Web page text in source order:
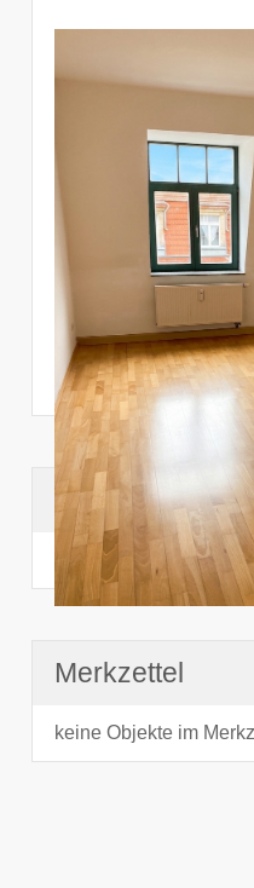
Suchhistorie
noch nichts angesehen
Merkzettel
keine Objekte im